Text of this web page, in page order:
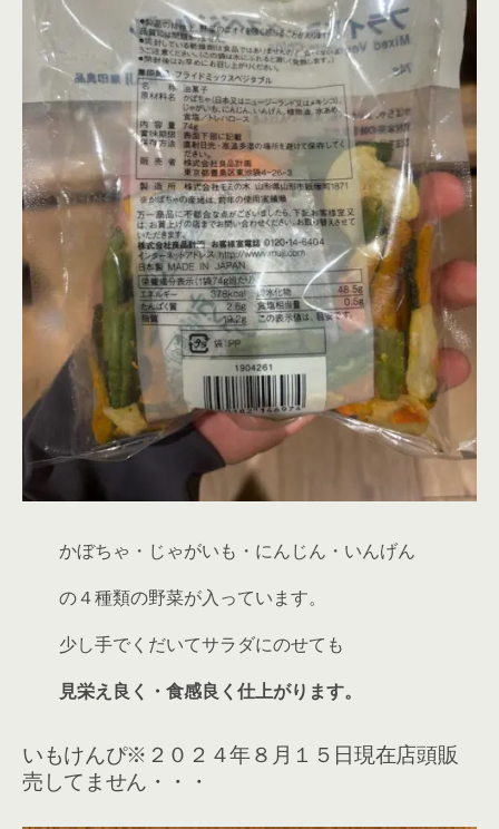
かぼちゃ・じゃがいも・にんじん・いんげん
の４種類の野菜が入っています。
少し手でくだいてサラダにのせても
見栄え良く・食感良く仕上がります。
いもけんぴ※２０２４年８月１５日現在店頭販
売してません・・・